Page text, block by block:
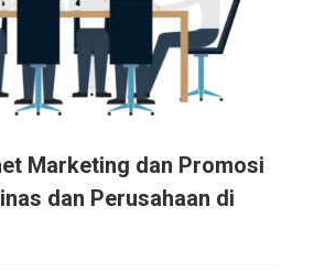
Marketing dan Promosi
dan Perusahaan di